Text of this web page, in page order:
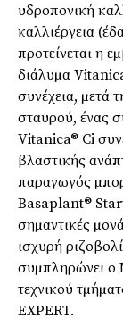
υδροπονική
καλλιέργεια
προτείνεται η
διάλυµα
συνέχεια, µετά
σταυρού, ένας
Vitanica® Ci
βλαστικής
παραγωγός
Basaplant®
σηµαντικές
ισχυρή
συµπληρώνει ο
τεχνικού
EXPERT.